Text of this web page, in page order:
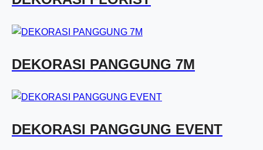
DEKORASI PANGGUNG 7M
DEKORASI PANGGUNG EVENT